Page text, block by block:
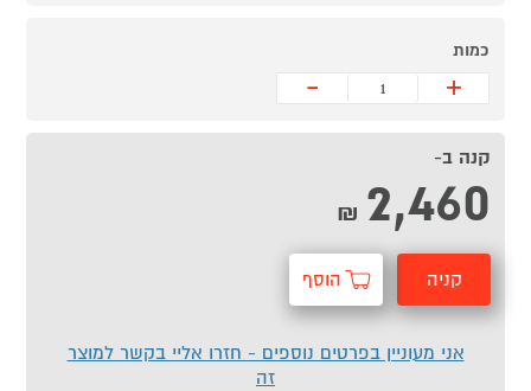
כמות
+
-
קנה ב-
2,460
₪
קניה הוסף
אני מעוניין בפרטים נוספים - חזרו אליי בקשר למוצר
זה